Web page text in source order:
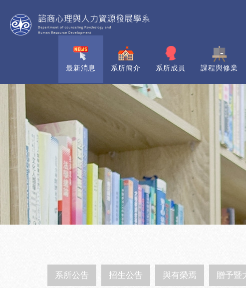
最新消息 系所簡介 系所成員 課程與修業
系所公告 招生公告 與有榮焉 贈予暨